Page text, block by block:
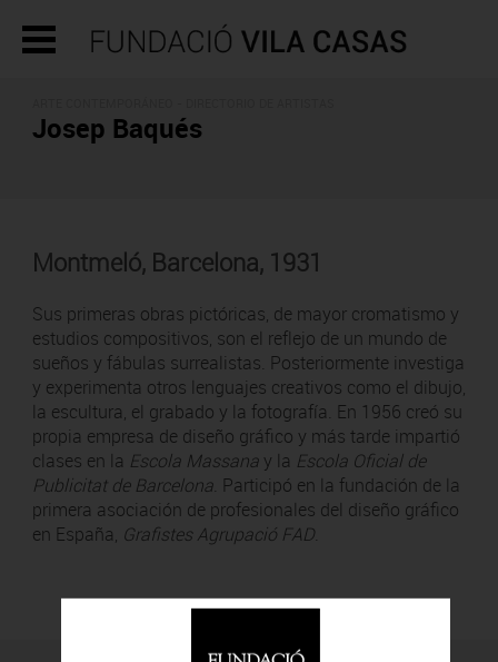
Josep Baqués
Montmeló, Barcelona, 1931
Sus primeras obras pictóricas, de mayor cromatismo y
estudios compositivos, son el reflejo de un mundo de
sueños y fábulas surrealistas. Posteriormente investiga
y experimenta otros lenguajes creativos como el dibujo,
la escultura, el grabado y la fotografía. En 1956 creó su
propia empresa de diseño gráfico y más tarde impartió
clases en la Escola Massanay la Escola Oficial de
Publicitat de Barcelona. Participó en la fundación de la
primera asociación de profesionales del diseño gráfico
en España, Grafistes Agrupació FAD.